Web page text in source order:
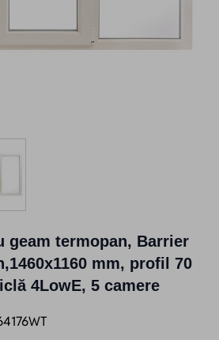
geam termopan, Barrier
mm, profil 70
4LowE, 5 camere